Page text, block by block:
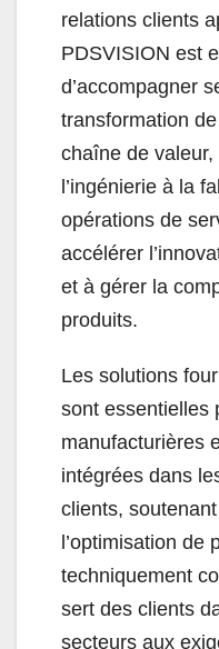
relations clients
PDSVISION est
d’accompagner
transformation
chaîne de
l’ingénierie à la
opérations de
accélérer
et à gérer la
produits.
Les solutions
sont essentielles
manufacturières
intégrées dans
clients,
l’optimisation de
techniquement
sert des clients
secteurs aux